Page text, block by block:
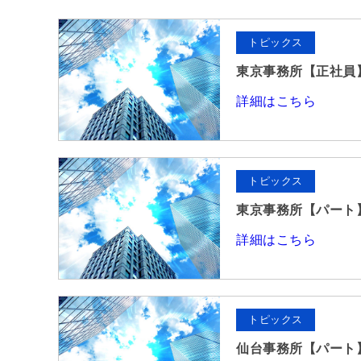
トピックス
東京事務所【正社員
詳細はこちら
トピックス
東京事務所【パート
詳細はこちら
トピックス
仙台事務所【パート